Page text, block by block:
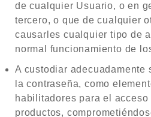
de cualquier Usuario, o en
tercero, o que de cualquier
causarles cualquier tipo de
normal funcionamiento de
A custodiar adecuadamente
la contraseña, como
habilitadores para el acceso
productos,